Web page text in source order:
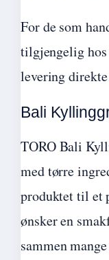
For de som
tilgjengelig hos
levering
Bali
TORO Bali
med tørre
produktet til et
ønsker en
sammen